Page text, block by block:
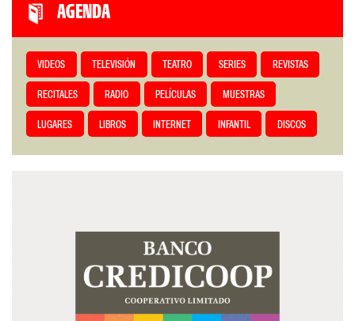
AGENDA
VIDEOS TELEVISIÓN TEATRO SERIES REVISTAS
RECITALES RADIO PELÍCULAS MUESTRAS
LUGARES LIBROS INTERNET INFANTIL DISCOS